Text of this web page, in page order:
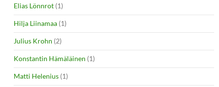
Elias Lönnrot (1)
Hilja Liinamaa (1)
Julius Krohn (2)
Konstantin Hämäläinen (1)
Matti Helenius (1)